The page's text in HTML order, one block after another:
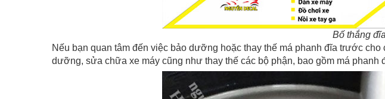
Bố thắng
Nếu bạn quan tâm đến việc bảo dưỡng hoặc thay thế má phanh đĩa trước cho
dưỡng, sửa chữa xe máy cũng như thay thế các bộ phận, bao gồm má